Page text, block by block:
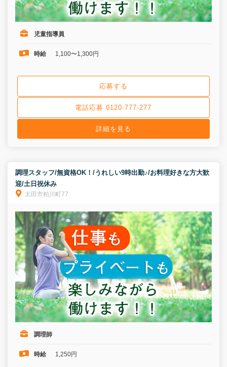
児童指導員
時給 1,100〜1,300円
応募する
電話応募 0120-777-277
詳細を見る
調理スタッフ/無資格OK！/うれしい9時出勤♪/お料理好きな方大歓
迎/土日祝休み
太田市粕川町77
調理師
時給 1,250円